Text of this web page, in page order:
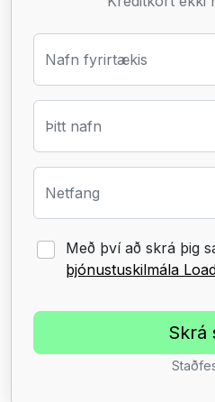
Nafn fyrirtækis
Þitt nafn
Netfang
Með því að skrá þig
þjónustuskilmála